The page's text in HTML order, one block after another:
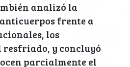
analizó la
frente a
los
resfriado, y concluyó
parcialmente el